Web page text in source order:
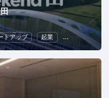
トアップ 起業 ビジネス戦略